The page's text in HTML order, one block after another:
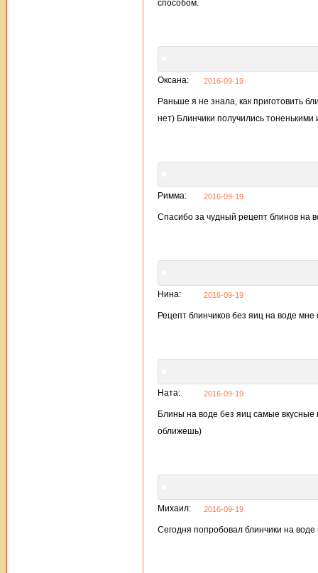
способом.
Оксана: 2016-09-19
Раньше я не знала, как приготовить
нет) Блинчики получились тоненькими
Римма: 2016-09-19
Спасибо за чудный рецепт блинов на
Нина: 2016-09-19
Рецепт блинчиков без яиц на воде
Ната: 2016-09-19
Блины на воде без яиц самые вкусные
оближешь)
Михаил: 2016-09-19
Сегодня попробовал блинчики на